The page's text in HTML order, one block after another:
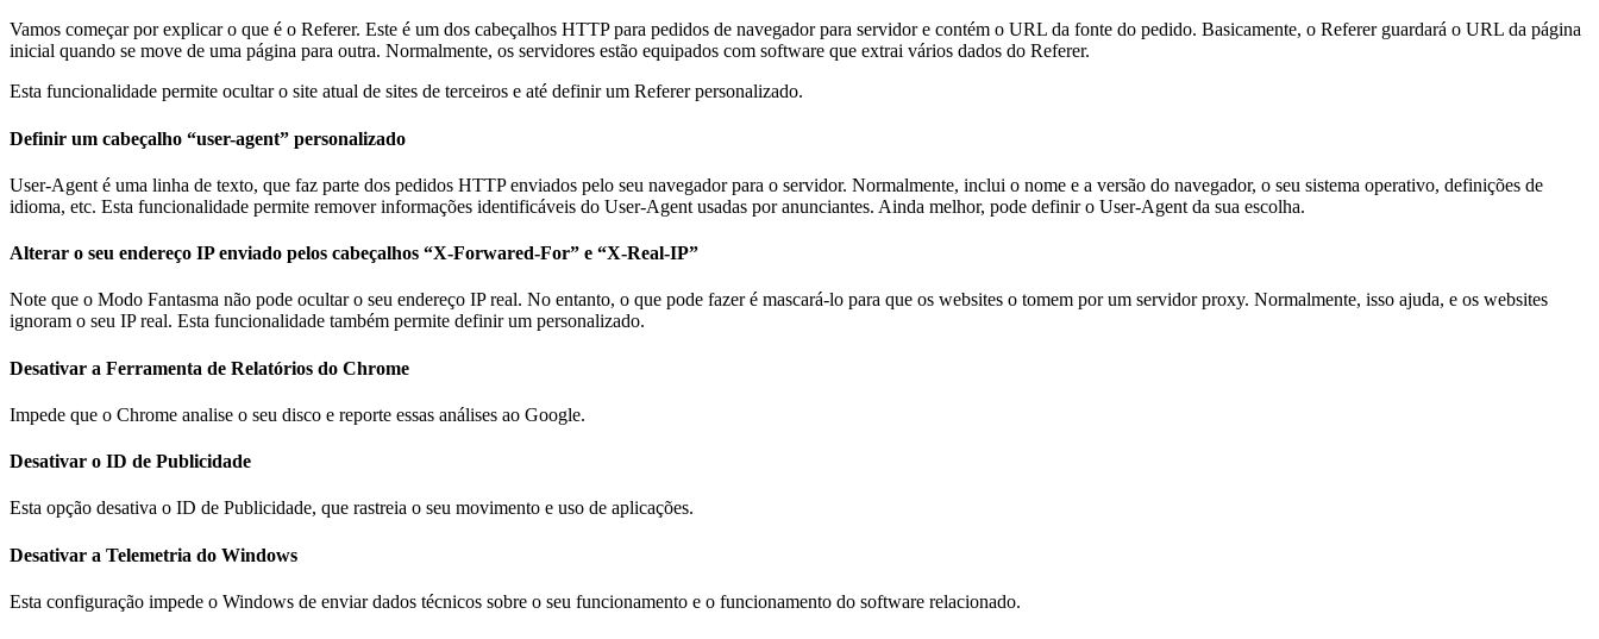
Vamos começar por explicar o que é o Referer. Este é um dos cabeçalhos HTTP para pedidos de navegador para servidor e contém o URL da fonte do pedido. Basicamente, o Referer guardará o URL da página
inicial quando se move de uma página para outra. Normalmente, os servidores estão equipados com software que extrai vários dados do Referer.
Esta funcionalidade permite ocultar o site atual de sites de terceiros e até definir um Referer personalizado.
Definir um cabeçalho “user-agent” personalizado
User-Agent é uma linha de texto, que faz parte dos pedidos HTTP enviados pelo seu navegador para o servidor. Normalmente, inclui o nome e a versão do navegador, o seu sistema operativo, definições de
idioma, etc. Esta funcionalidade permite remover informações identificáveis do User-Agent usadas por anunciantes. Ainda melhor, pode definir o User-Agent da sua escolha.
Alterar o seu endereço IP enviado pelos cabeçalhos “X-Forwared-For” e “X-Real-IP”
Note que o Modo Fantasma não pode ocultar o seu endereço IP real. No entanto, o que pode fazer é mascará-lo para que os websites o tomem por um servidor proxy. Normalmente, isso ajuda, e os websites
ignoram o seu IP real. Esta funcionalidade também permite definir um personalizado.
Desativar a Ferramenta de Relatórios do Chrome
Impede que o Chrome analise o seu disco e reporte essas análises ao Google.
Desativar o ID de Publicidade
Esta opção desativa o ID de Publicidade, que rastreia o seu movimento e uso de aplicações.
Desativar a Telemetria do Windows
Esta configuração impede o Windows de enviar dados técnicos sobre o seu funcionamento e o funcionamento do software relacionado.